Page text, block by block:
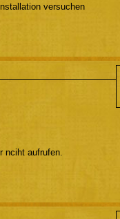
versuchen
nciht aufrufen.